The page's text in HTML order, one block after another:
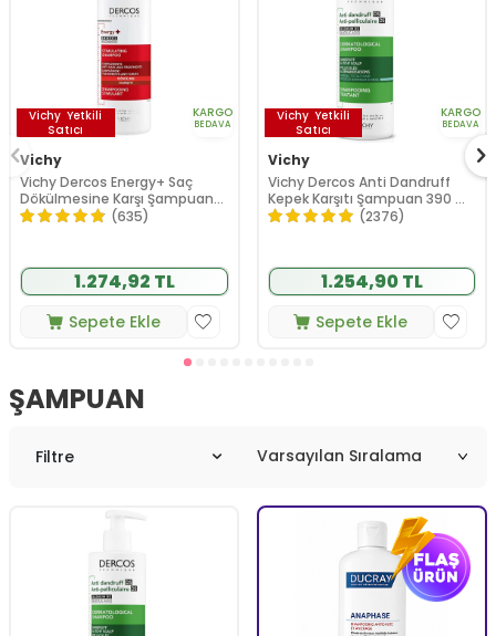
Vichy Yetkili
Satıcı
KARGO
BEDAVA
Vichy
Vichy Dercos Energy+ Saç
Dökülmesine Karşı Şampuan
400 ml
(635)
1.274,92 TL
Sepete Ekle
Vichy Yetkili
Satıcı
KARGO
BEDAVA
Vichy
Vichy Dercos Anti Dandruff
Kepek Karşıtı Şampuan 390 ml
- Normal ve Yağlı Saçlar
(2376)
1.254,90 TL
Sepete Ekle
ŞAMPUAN
Filtre